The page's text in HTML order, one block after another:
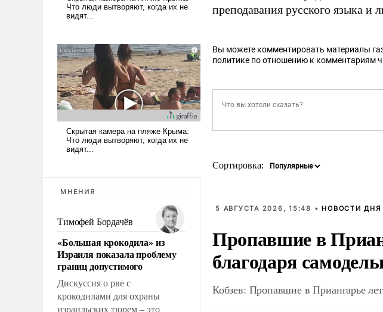
МНЕНИЯ
Тимофей Бордачёв
«Большая крокодила» из
Израиля показала проблему
границ допустимого
Дискуссия о рве с
крокодилами для охраны
израильских тюрем – это
преподавания русского языка и
Вы можете комментировать материалы
политике по отношению к комментариям
Сортировка:
5 АВГУСТА 2026, 15:48 • НОВОСТИ ДНЯ
Пропавшие в
благодаря
Кобзев: Пропавшие в Приангарье